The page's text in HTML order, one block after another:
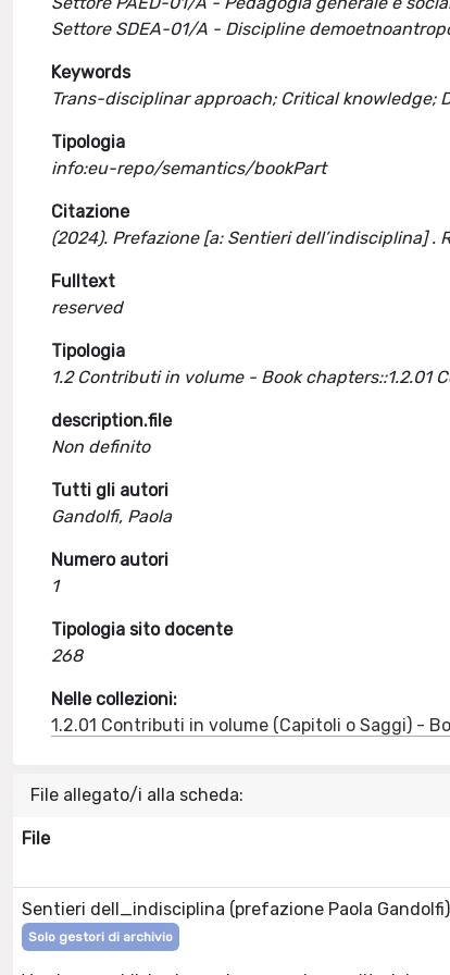
Settore SDEA-01/A - Discipline
Keywords
Trans-disciplinar approach; Critical knowledge;
Tipologia
info:eu-repo/semantics/bookPart
Citazione
(2024). Prefazione [a: Sentieri
Fulltext
reserved
Tipologia
1.2 Contributi in volume - Book
description.file
Non definito
Tutti gli autori
Gandolfi, Paola
Numero autori
1
Tipologia sito docente
268
Nelle collezioni:
1.2.01 Contributi in volume (Capitoli o Saggi) -
File allegato/i alla scheda:
File
Sentieri dell_indisciplina (prefazione Paola
Solo gestori di archivio